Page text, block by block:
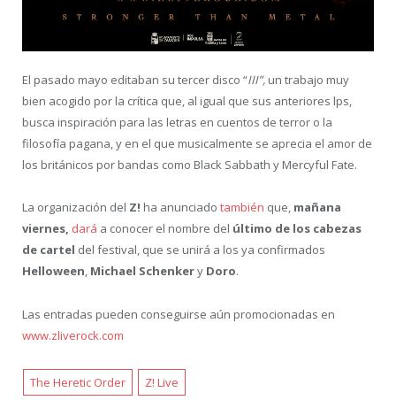
El pasado mayo editaban su tercer disco “III”, un trabajo muy
bien acogido por la crítica que, al igual que sus anteriores lps,
busca inspiración para las letras en cuentos de terror o la
filosofía pagana, y en el que musicalmente se aprecia el amor de
los británicos por bandas como Black Sabbath y Mercyful Fate.
La organización del Z! ha anunciado también que, mañana
viernes, dará a conocer el nombre del último de los cabezas
de cartel del festival, que se unirá a los ya confirmados
Helloween, Michael Schenkery Doro.
Las entradas pueden conseguirse aún promocionadas en
www.zliverock.com
The Heretic Order Z! Live